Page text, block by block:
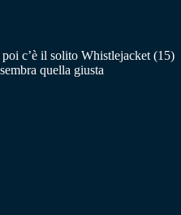
c’è il solito Whistlejacket (15)
quella giusta